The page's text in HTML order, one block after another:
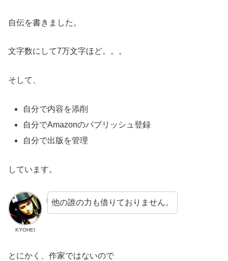
自伝を書きました。
文字数にして7万文字ほど。。。
そして、
自分で内容を添削
自分でAmazonのパブリッシュ登録
自分で出版を管理
しています。
KYOHEI
他の誰の力も借りておりません。
とにかく、作家ではないので